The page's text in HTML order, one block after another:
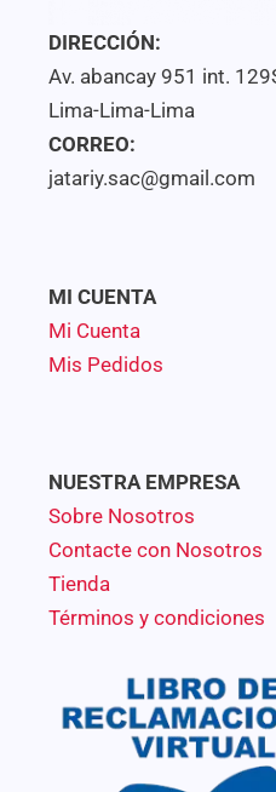
DIRECCIÓN:
Av. abancay 951 int.
Lima-Lima-Lima
CORREO:
jatariy.sac@gmail.com
MI CUENTA
Mi Cuenta
Mis Pedidos
NUESTRA EMPRESA
Sobre Nosotros
Contacte con Nosotros
Tienda
Términos y condiciones